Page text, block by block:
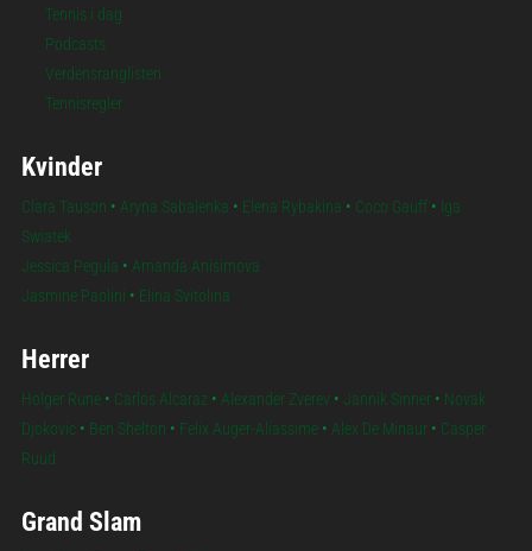
Tennis i dag
Podcasts
Verdensranglisten
Tennisregler
Kvinder
Clara Tauson • Aryna Sabalenka • Elena Rybakina • Coco Gauff• Iga
Swiatek
Jessica Pegula • Amanda Anisimova
Jasmine Paolini • Elina Svitolina
Herrer
Holger Rune• Carlos Alcaraz • Alexander Zverev • Jannik Sinner• Novak
Djokovic• Ben Shelton • Felix Auger-Aliassime• Alex De Minaur• Casper
Ruud
Grand Slam